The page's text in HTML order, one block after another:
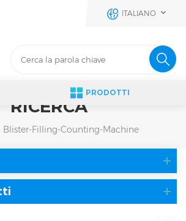
ITALIANO
PRODOTTI
RICERCA
Blister-Filling-Counting-Machine